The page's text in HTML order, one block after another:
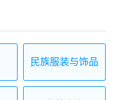
民族服装与饰品